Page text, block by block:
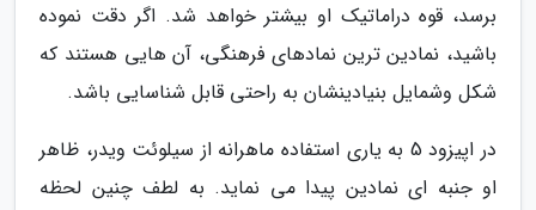
برسد، قوه دراماتیک او بیشتر خواهد شد. اگر دقت نموده
باشید، نمادین ترین نمادهای فرهنگی، آن هایی هستند که
شکل وشمایل بنیادینشان به راحتی قابل شناسایی باشد.
در اپیزود 5 به یاری استفاده ماهرانه از سیلوئت ویدر، ظاهر
او جنبه ای نمادین پیدا می نماید. به لطف چنین لحظه